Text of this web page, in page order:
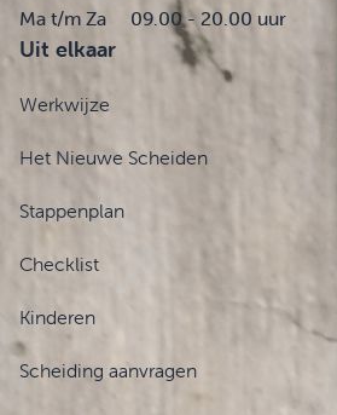
Ma t/m Za 09.00 - 20.00 uur
Uit elkaar
Werkwijze
Het Nieuwe Scheiden
Stappenplan
Checklist
Kinderen
Scheiding aanvragen